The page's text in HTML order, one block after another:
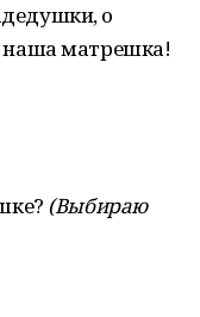
о
наша матрешка!
(Выбираю